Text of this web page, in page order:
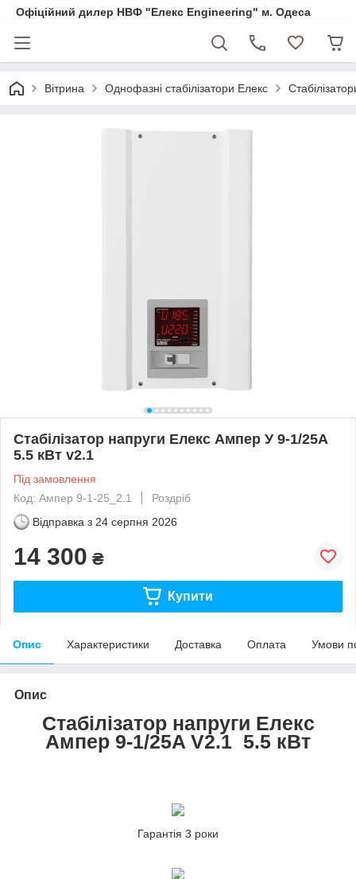
Офіційний дилер НВФ "Елекс Engineering" м. Одеса
Вітрина Однофазні стабілізатори Елекс
Стабілізатор напруги Елекс Ампер У 9-1/25А
5.5 кВт v2.1
Під замовлення
Код: Ампер 9-1-25_2.1
Роздріб
Відправка з 24 серпня 2026
14 300 ₴
Купити
Опис Характеристики Доставка Оплата Умови
Опис
Стабілізатор напруги Елекс
Ампер 9-1/25A V2.1 5.5 кВт
Гарантія 3 роки